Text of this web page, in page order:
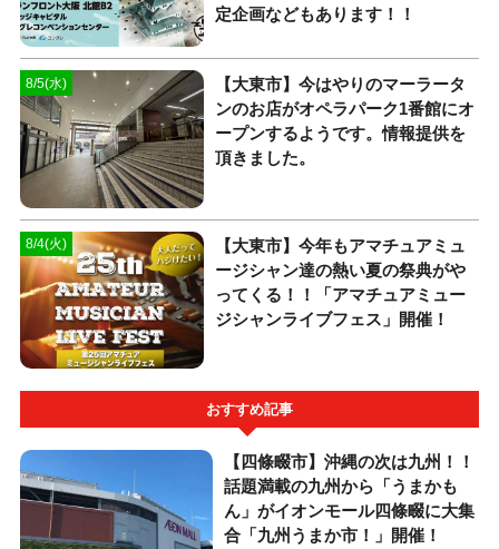
定企画などもあります！！
8/5(水)
【大東市】今はやりのマーラータ
ンのお店がオペラパーク1番館にオ
ープンするようです。情報提供を
頂きました。
8/4(火)
【大東市】今年もアマチュアミュ
ージシャン達の熱い夏の祭典がや
ってくる！！「アマチュアミュー
ジシャンライブフェス」開催！
おすすめ記事
【四條畷市】沖縄の次は九州！！
話題満載の九州から「うまかも
ん」がイオンモール四條畷に大集
合「九州うまか市！」開催！